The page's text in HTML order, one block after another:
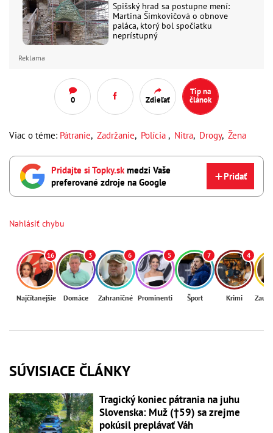
Spišský hrad sa postupne mení:
Martina Šimkovičová o obnove
paláca, ktorý bol spočiatku
neprístupný
Reklama
0 Zdieľať
Tip na
článok
Viac o téme: Pátranie, Zadržanie, Polícia , Nitra, Drogy, Žena
Pridajte si Topky.sk medzi Vaše
preferované zdroje na Google
Pridať
Nahlásiť chybu
16
Najčítanejšie
3
Domáce
6
Zahraničné
5
Prominenti
7
Šport
4
Krimi
SÚVISIACE ČLÁNKY
Tragický koniec pátrania na juhu
Slovenska: Muž (†59) sa zrejme
pokúsil preplávať Váh